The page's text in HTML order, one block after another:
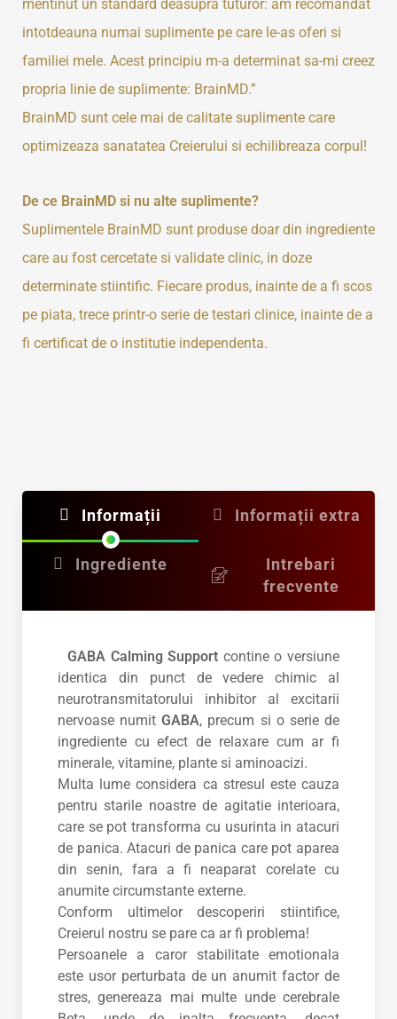
mentinut un standard deasupra tuturor: am recomandat
intotdeauna numai suplimente pe care le-as oferi si
familiei mele. Acest principiu m-a determinat sa-mi creez
propria linie de suplimente: BrainMD.”
BrainMD sunt cele mai de calitate suplimente care
optimizeaza sanatatea Creierului si echilibreaza corpul!
De ce BrainMD si nu alte suplimente?
Suplimentele BrainMD sunt produse doar din ingrediente
care au fost cercetate si validate clinic, in doze
determinate stiintific. Fiecare produs, inainte de a fi scos
pe piata, trece printr-o serie de testari clinice, inainte de a
fi certificat de o institutie independenta.
Informații Informații extra
Ingrediente
Intrebari
frecvente
GABA Calming Support contine o versiune
identica din punct de vedere chimic al
neurotransmitatorului inhibitor al excitarii
nervoase numitGABA, precum si o serie de
ingrediente cu efect de relaxare cum ar fi
minerale, vitamine, plante si aminoacizi.
Multa lume considera ca stresul este cauza
pentru starile noastre de agitatie interioara,
care se pot transforma cu usurinta in atacuri
de panica. Atacuri de panica care pot aparea
din senin, fara a fi neaparat corelate cu
anumite circumstante externe.
Conform ultimelor descoperiri stiintifice,
Creierul nostru se pare ca ar fi problema!
Persoanele a caror stabilitate emotionala
este usor perturbata de un anumit factor de
stres, genereaza mai multe unde cerebrale